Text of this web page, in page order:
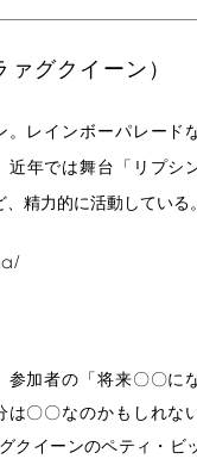
グクイーン）
。レインボーパレード
年では舞台「リプシ
精力的に活動している。
加者の「将来〇〇に
〇〇なのかもしれな
クイーンのペティ・ビ